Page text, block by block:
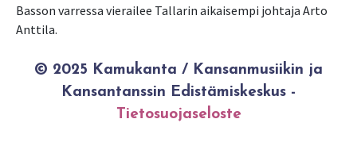
Basson varressa vierailee Tallarin aikaisempi johtaja Arto
Anttila.
© 2025 Kamukanta / Kansanmusiikin ja
Kansantanssin Edistämiskeskus -
Tietosuojaseloste